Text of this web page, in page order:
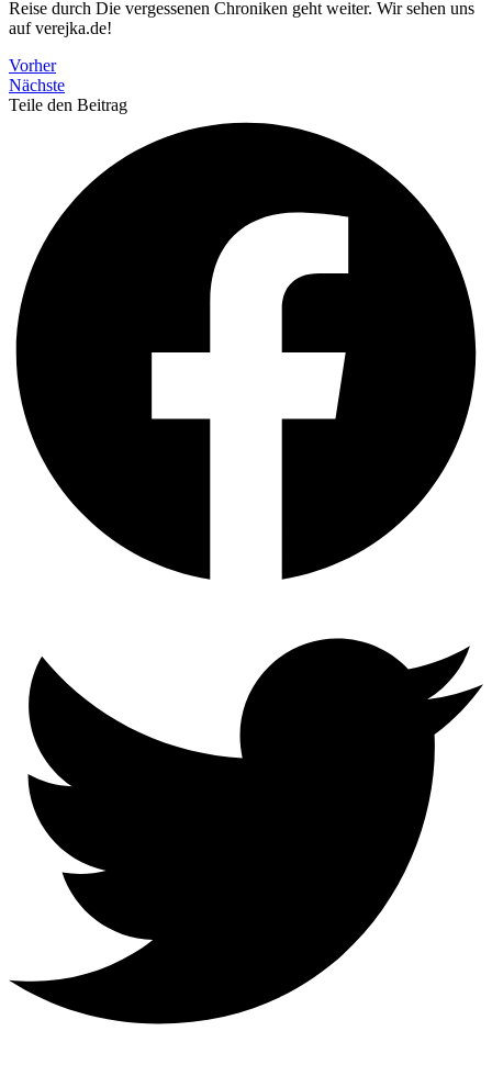
Reise durch Die vergessenen Chroniken geht weiter. Wir sehen uns
auf verejka.de!
Vorher
Nächste
Teile den Beitrag